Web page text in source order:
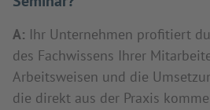
A: Ihr Unternehmen profitiert
des Fachwissens Ihrer
Arbeitsweisen und die
die direkt aus der Praxis